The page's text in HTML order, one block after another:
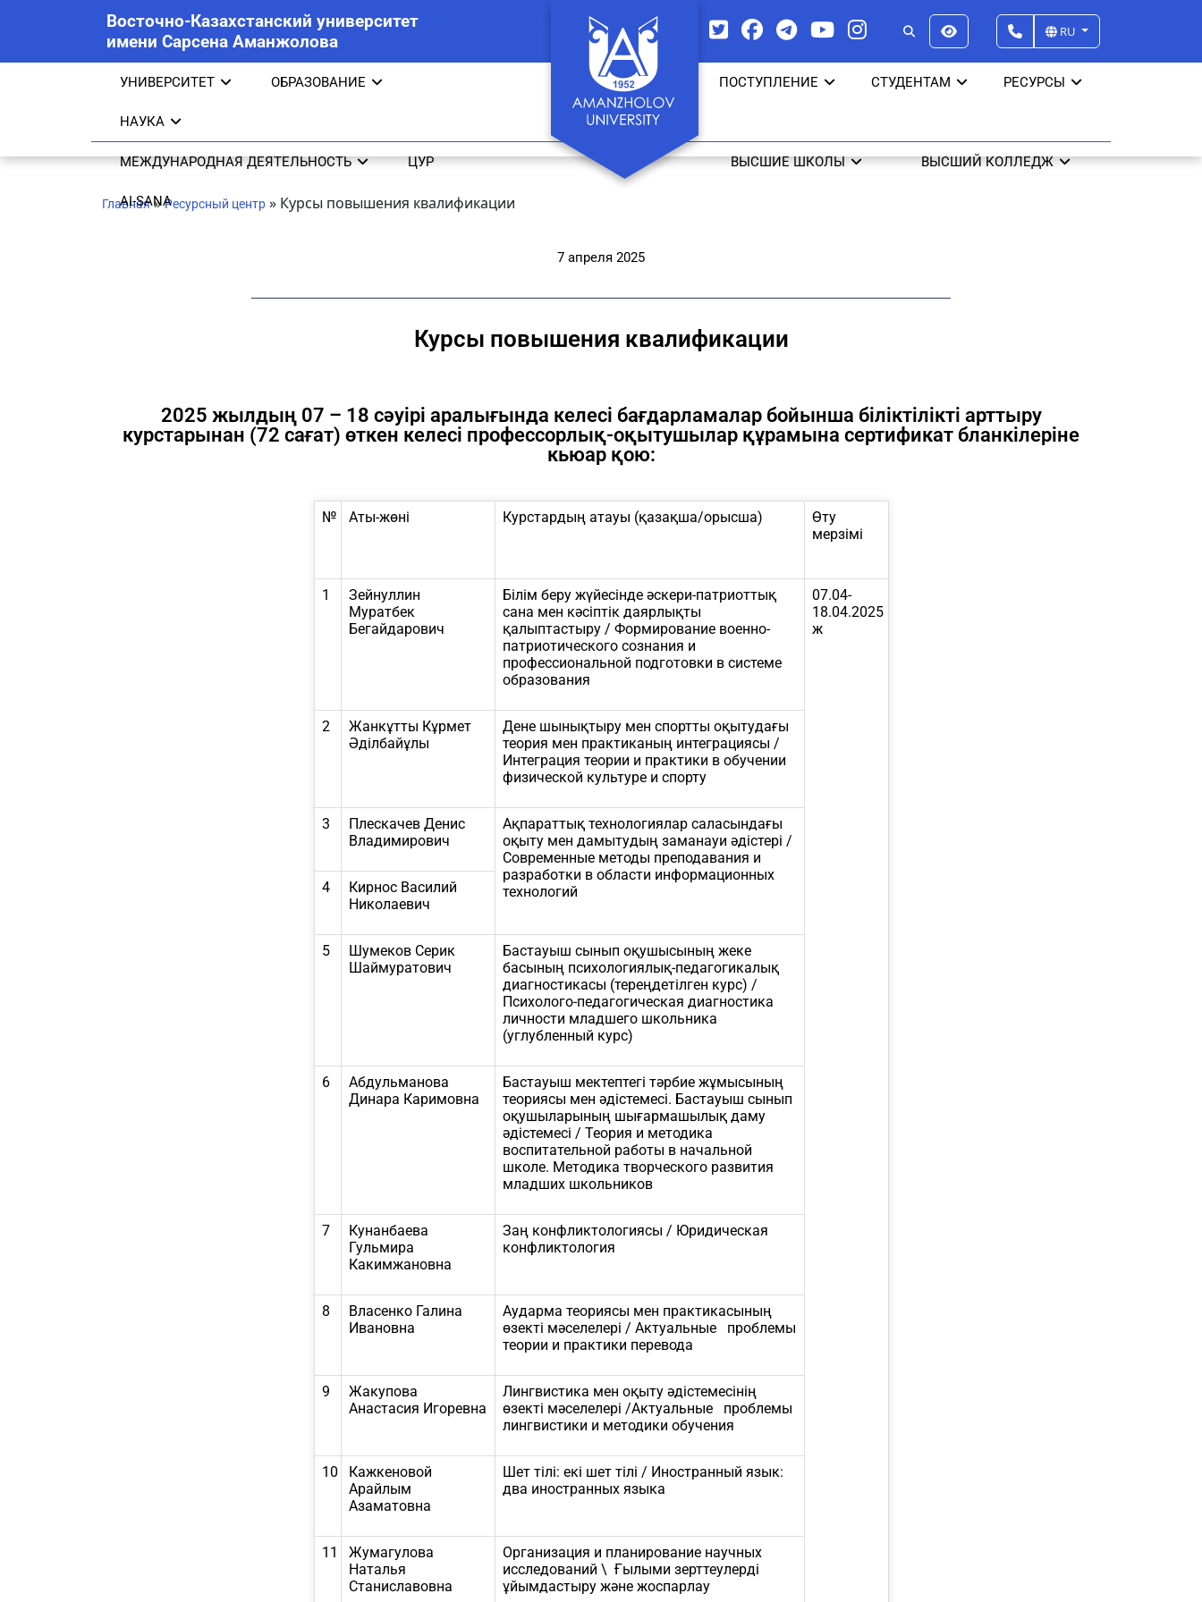
Восточно-Казахстанский университет
имени Сарсена Аманжолова
RU
УНИВЕРСИТЕТ ОБРАЗОВАНИЕ
НАУКА
ПОСТУПЛЕНИЕ СТУДЕНТАМ РЕСУРСЫ
МЕЖДУНАРОДНАЯ ДЕЯТЕЛЬНОСТЬ ЦУР
AI-SANA
ВЫСШИЕ ШКОЛЫ ВЫСШИЙ КОЛЛЕДЖ
Главная»Ресурсный центр » Курсы повышения квалификации
7 апреля 2025
Курсы повышения квалификации
2025 жылдың 07 – 18 сәуірі аралығында келесі бағдарламалар бойынша біліктілікті арттыру
курстарынан (72 сағат) өткен келесі профессорлық-оқытушылар құрамына сертификат бланкілеріне
кьюар қою:
№ Аты-жөні Курстардың атауы (қазақша/орысша)
Өту
мерзімі
1
Зейнуллин
Муратбек
Бегайдарович
Білім беру жүйесінде әскери-патриоттық
сана мен кәсіптік даярлықты
қалыптастыру / Формирование военно-
патриотического сознания и
профессиональной подготовки в системе
образования
07.04-
18.04.2025
ж
2
Жанкұтты Кұрмет
Әділбайұлы
Дене шынықтыру мен спортты оқытудағы
теория мен практиканың интеграциясы /
Интеграция теории и практики в обучении
физической культуре и спорту
3
Плескачев Денис
Владимирович
Ақпараттық технологиялар саласындағы
оқыту мен дамытудың заманауи әдістері /
Современные методы преподавания и
разработки в области информационных
технологий
4
Кирнос Василий
Николаевич
5
Шумеков Серик
Шаймуратович
Бастауыш сынып оқушысының жеке
басының психологиялық-педагогикалық
диагностикасы (тереңдетілген курс) /
Психолого-педагогическая диагностика
личности младшего школьника
(углубленный курс)
6
Абдульманова
Динара Каримовна
Бастауыш мектептегі тәрбие жұмысының
теориясы мен әдістемесі. Бастауыш сынып
оқушыларының шығармашылық даму
әдістемесі / Теория и методика
воспитательной работы в начальной
школе. Методика творческого развития
младших школьников
7
Кунанбаева
Гульмира
Какимжановна
Заң конфликтологиясы / Юридическая
конфликтология
8
Власенко Галина
Ивановна
Аударма теориясы мен практикасының
өзекті мәселелері / Актуальные проблемы
теории и практики перевода
9
Жакупова
Анастасия Игоревна
Лингвистика мен оқыту әдістемесінің
өзекті мәселелері /Актуальные проблемы
лингвистики и методики обучения
10
Кажкеновой
Арайлым
Азаматовна
Шет тілі: екі шет тілі / Иностранный язык:
два иностранных языка
11
Жумагулова
Наталья
Станиславовна
Организация и планирование научных
исследований \ Ғылыми зерттеулерді
ұйымдастыру және жоспарлау